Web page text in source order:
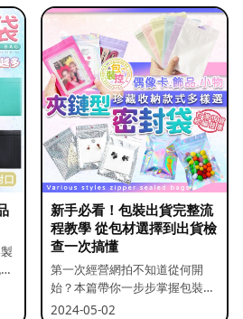
新手必看！包裝出貨完整流
程教學 從包材選擇到出貨檢
查一次搞懂
第一次經營網拍不知道從何開
始？本篇帶你一步步掌握包裝流
程與出貨前檢查重點。
2024-05-02